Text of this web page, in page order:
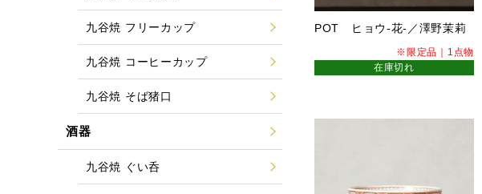
POT ヒョウ-花-／澤野茉莉
※限定品｜1点物
在庫切れ
九谷焼 フリーカップ
九谷焼 コーヒーカップ
九谷焼 そば猪口
酒器
九谷焼 ぐい呑